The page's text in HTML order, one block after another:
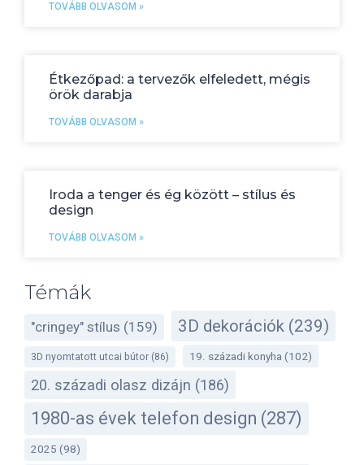
TOVÁBB OLVASOM »
Étkezőpad: a tervezők elfeledett, mégis
örök darabja
TOVÁBB OLVASOM »
Iroda a tenger és ég között – stílus és
design
TOVÁBB OLVASOM »
Témák
"cringey" stílus (159) 3D dekorációk (239)
3D nyomtatott utcai bútor (86) 19. századi konyha (102)
20. századi olasz dizájn (186)
1980-as évek telefon design (287)
2025 (98)